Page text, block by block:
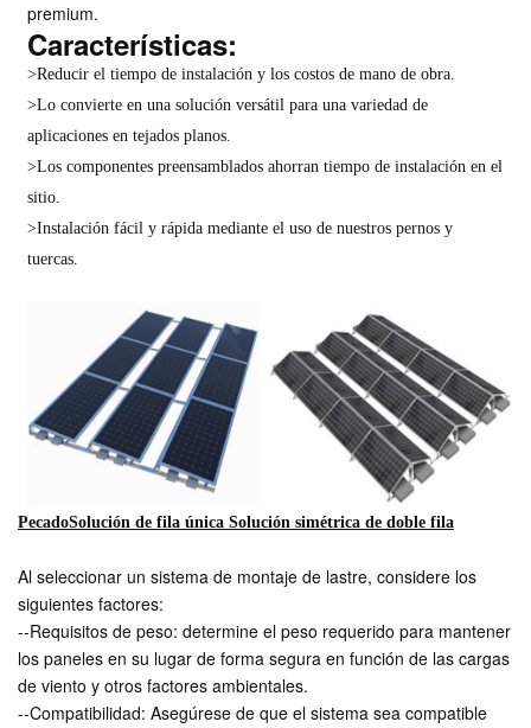
premium.
Características:
>Reducir el tiempo de instalación y los costos de mano de obra.
>Lo convierte en una solución versátil para una variedad de
aplicaciones en tejados planos.
>Los componentes preensamblados ahorran tiempo de instalación en el
sitio.
>Instalación fácil y rápida mediante el uso de nuestros pernos y
tuercas.
PecadoSolución de fila única Solución simétrica de doble fila
Al seleccionar un sistema de montaje de lastre, considere los
siguientes factores:
--Requisitos de peso: determine el peso requerido para mantener
los paneles en su lugar de forma segura en función de las cargas
de viento y otros factores ambientales.
--Compatibilidad: Asegúrese de que el sistema sea compatible